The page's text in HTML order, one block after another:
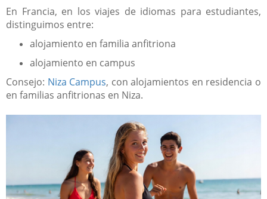
En Francia, en los viajes de idiomas para estudiantes,
distinguimos entre:
alojamiento en familia anfitriona
alojamiento en campus
Consejo: Niza Campus, con alojamientos en residencia o
en familias anfitrionas en Niza.